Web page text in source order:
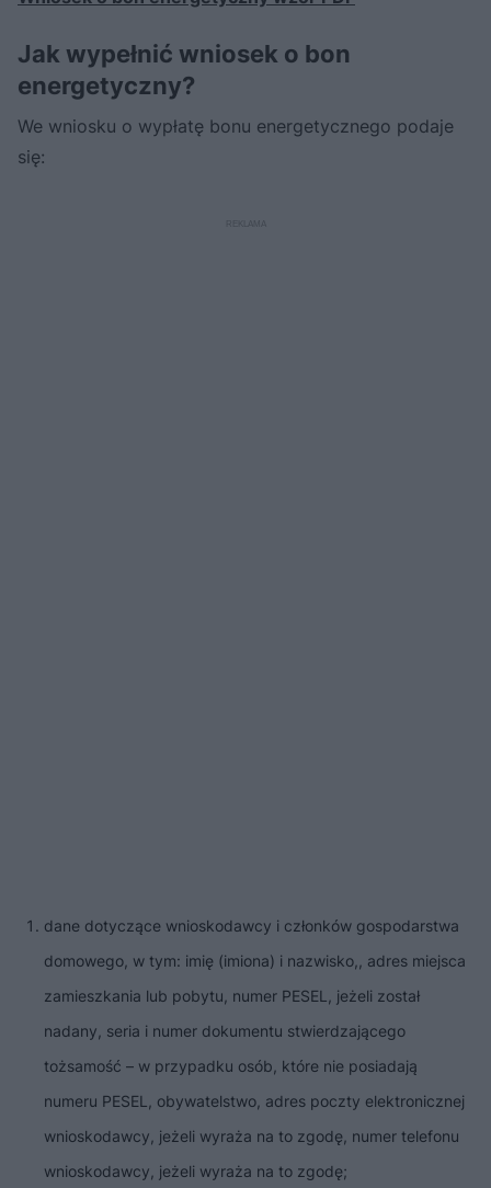
Jak wypełnić wniosek o bon
energetyczny?
We wniosku o wypłatę bonu energetycznego podaje
się:
dane dotyczące wnioskodawcy i członków gospodarstwa
domowego, w tym: imię (imiona) i nazwisko,, adres miejsca
zamieszkania lub pobytu, numer PESEL, jeżeli został
nadany, seria i numer dokumentu stwierdzającego
tożsamość – w przypadku osób, które nie posiadają
numeru PESEL, obywatelstwo, adres poczty elektronicznej
wnioskodawcy, jeżeli wyraża na to zgodę, numer telefonu
wnioskodawcy, jeżeli wyraża na to zgodę;